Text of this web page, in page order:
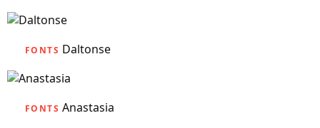
FONTS Daltonse
FONTS Anastasia